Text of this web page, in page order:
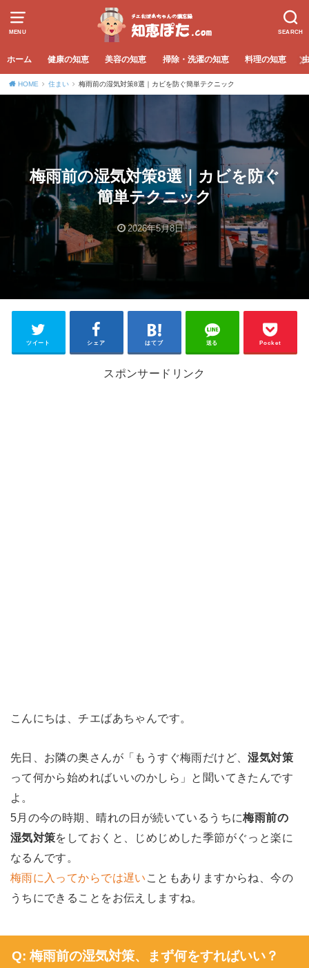
MENU SEARCH
ホーム 健康の知恵 美容の知恵 掃除・洗濯の知恵 料理の知恵
HOME 住まい 梅雨前の湿気対策8選｜カビを防ぐ簡単テクニック
梅雨前の湿気対策8選｜カビを防ぐ
簡単テクニック
2026年5月8日
ツイート シェア はてブ 送る Pocket
スポンサードリンク
こんにちは、チエばあちゃんです。
先日、お隣の奥さんが「もうすぐ梅雨だけど、湿気対策
って何から始めればいいのかしら」と聞いてきたんです
よ。
5月の今の時期、晴れの日が続いているうちに梅雨前の
湿気対策をしておくと、じめじめした季節がぐっと楽に
なるんです。
梅雨に入ってからでは遅い こともありますからね、今の
うちにできることをお伝えしますね。
Q: 梅雨前の湿気対策、まず何をすればいい？